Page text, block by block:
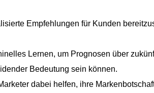
Empfehlungen für Kunden
Lernen, um Prognosen über
Bedeutung sein können.
dabei helfen, ihre